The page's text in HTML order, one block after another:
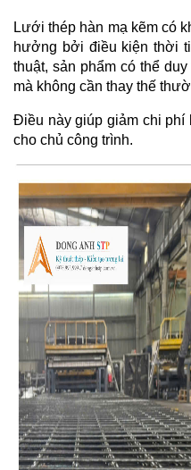
Lưới thép hàn mạ kẽm có
hưởng bởi điều kiện thời
thuật, sản phẩm có thể
mà không cần thay thế
Điều này giúp giảm chi phí
cho chủ công trình.